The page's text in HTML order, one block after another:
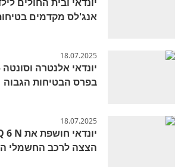
אנג'לס מקדמים
18.07.2025
בפרס הבטיחות הגבוה
18.07.2025
הצצה לרכב החשמלי